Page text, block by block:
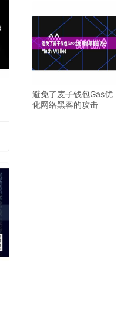
避免了麦子钱包Gas优
化网络黑客的攻击